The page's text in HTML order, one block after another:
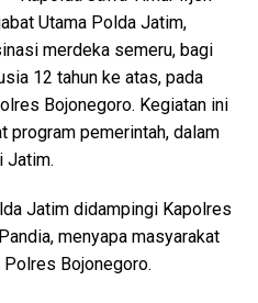
Utama Polda Jatim,
merdeka semeru, bagi
12 tahun ke atas, pada
Bojonegoro. Kegiatan ini
program pemerintah, dalam
Jatim.
Jatim didampingi Kapolres
menyapa masyarakat
Bojonegoro.